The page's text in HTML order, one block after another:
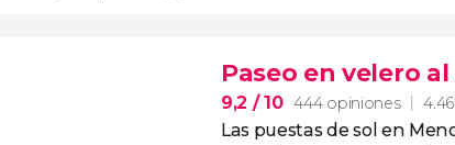
Paseo en velero
9,2 / 10 444 opiniones
Las puestas de sol en